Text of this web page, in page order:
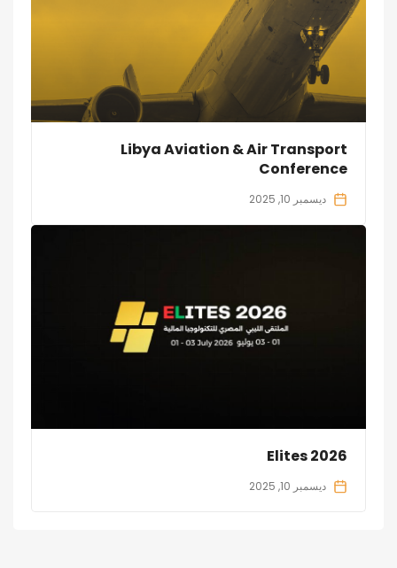
Libya Aviation & Air Transport
Conference
ديسمبر 10, 2025
Elites 2026
ديسمبر 10, 2025